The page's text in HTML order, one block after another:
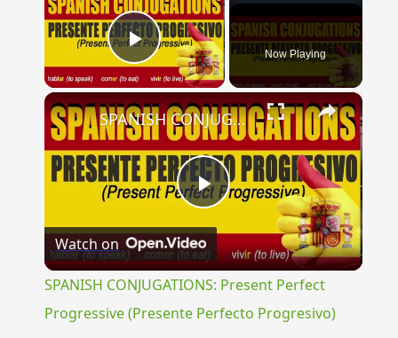
Play Video Now Playing
×
Play
Video
SPANISH CONJUGATIONS: Present Perfect Progressive (Presente Perfecto Progresivo)
Watch on
SPANISH CONJUGATIONS: Present Perfect
Progressive (Presente Perfecto Progresivo)